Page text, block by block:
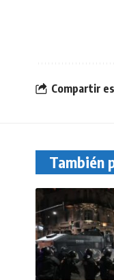
Compartir
También